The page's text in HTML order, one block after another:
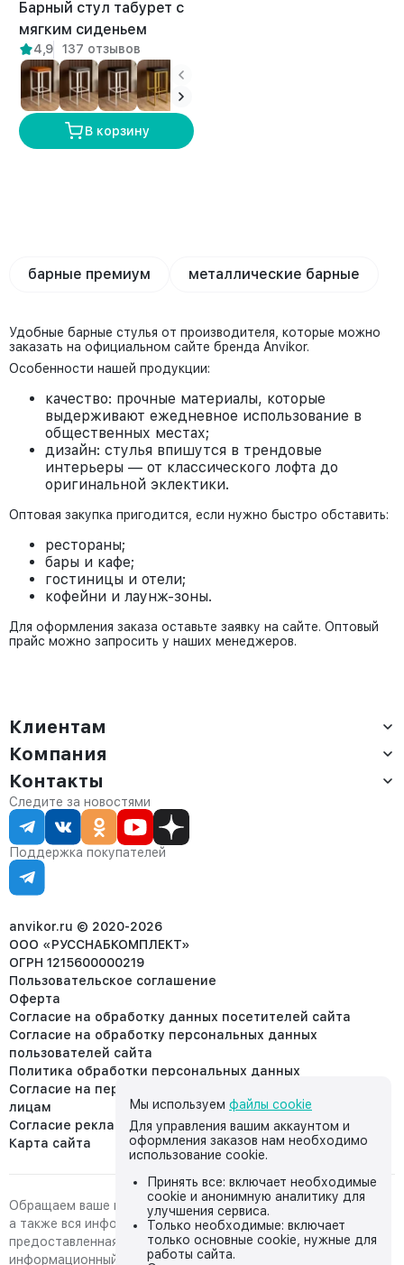
Барный стул табурет с
мягким сиденьем
Гарда белый/белый
4,9 137 отзывов
В корзину
барные премиум металлические барные
Удобные барные стулья от производителя, которые можно
заказать на официальном сайте бренда Anvikor.
Особенности нашей продукции:
качество: прочные материалы, которые
выдерживают ежедневное использование в
общественных местах;
дизайн: стулья впишутся в трендовые
интерьеры — от классического лофта до
оригинальной эклектики.
Оптовая закупка пригодится, если нужно быстро обставить:
рестораны;
бары и кафе;
гостиницы и отели;
кофейни и лаунж-зоны.
Для оформления заказа оставьте заявку на сайте. Оптовый
прайс можно запросить у наших менеджеров.
Клиентам
Доставка
Оплата
Сервис
Статус заказа
Статьи
Компания
О компании
Контакты
Партнёрам
Контакты
Отдел продаж:
8 (800) 234-22-62
corp@anvikor.ru
Ежедневно, с 7:00-19:00 (МСК)
Отдел рекламации:
8 (953) 455-25-61
Следите за новостями
Поддержка покупателей
anvikor.ru © 2020-2026
ООО «РУССНАБКОМПЛЕКТ»
ОГРН 1215600000219
Пользовательское соглашение
Оферта
Согласие на обработку данных посетителей сайта
Согласие на обработку персональных данных
пользователей сайта
Политика обработки персональных данных
Согласие на передачу персональных данных третьим
лицам
Согласие реклама
Карта сайта
Обращаем ваше внимание на то, что данный интернет-сайт,
а также вся информация о товарах и ценах,
предоставленная на нём, носит исключительно
информационный характер и ни при каких условиях не
Мы используем файлы cookie
Для управления вашим аккаунтом и
оформления заказов нам необходимо
использование cookie.
Принять все: включает необходимые
cookie и анонимную аналитику для
улучшения сервиса.
Только необходимые: включает
только основные cookie, нужные для
работы сайта.